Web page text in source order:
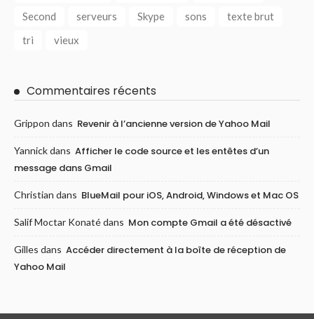
Second
serveurs Skype sons
texte brut
tri
vieux
Commentaires récents
Grippon dans Revenir à l’ancienne version de Yahoo Mail
Yannickdans Afficher le code source et les entêtes d’un
message dans Gmail
Christian dans BlueMail pour iOS, Android, Windows et Mac OS
Salif Moctar Konatédans Mon compte Gmail a été désactivé
Gilles dans Accéder directement à la boîte de réception de
Yahoo Mail